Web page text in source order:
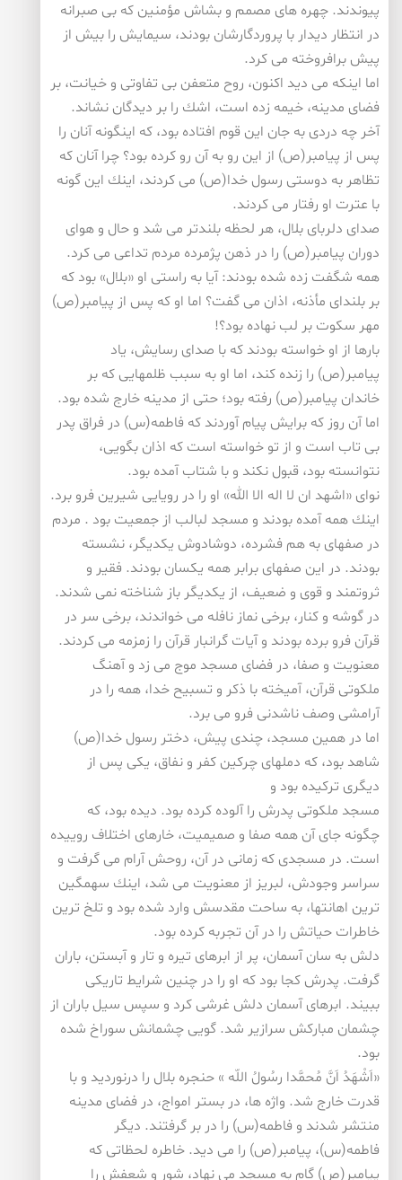
پیوندند. چهره های مصمم و بشاش مؤمنین كه بی صبرانه
در انتظار دیدار با پروردگارشان بودند، سیمایش را بیش از
پیش برافروخته می كرد.
اما اینكه می دید اكنون، روح متعفن بی تفاوتی و خیانت، بر
فضای مدینه، خیمه زده است، اشك را بر دیدگان نشاند.
آخر چه دردی به جان این قوم افتاده بود، كه اینگونه آنان را
پس از پیامبر(ص) از این رو به آن رو كرده بود؟ چرا آنان كه
تظاهر به دوستی رسول خدا(ص) می كردند، اینك این گونه
با عترت او رفتار می كردند.
صدای دلربای بلال، هر لحظه بلندتر می شد و حال و هوای
دوران پیامبر(ص) را در ذهن پژمرده مردم تداعی می كرد.
همه شگفت زده شده بودند: آیا به راستی او «بلال» بود كه
بر بلندای مأذنه، اذان می گفت؟ اما او كه پس از پیامبر(ص)
مهر سكوت بر لب نهاده بود؟!
بارها از او خواسته بودند كه با صدای رسایش، یاد
پیامبر(ص) را زنده كند، اما او به سبب ظلمهایی كه بر
خاندان پیامبر(ص) رفته بود؛ حتی از مدینه خارج شده بود.
اما آن روز كه برایش پیام آوردند كه فاطمه(س) در فراق پدر
بی تاب است و از تو خواسته است كه اذان بگویی،
نتوانسته بود، قبول نكند و با شتاب آمده بود.
نوای «اشهد ان لا اله الا الله» او را در رویایی شیرین فرو برد.
اینك همه آمده بودند و مسجد لبالب از جمعیت بود . مردم
در صفهای به هم فشرده، دوشادوش یكدیگر، نشسته
بودند. در این صفهای برابر همه یكسان بودند. فقیر و
ثروتمند و قوی و ضعیف، از یكدیگر باز شناخته نمی شدند.
در گوشه و كنار، برخی نماز نافله می خواندند، برخی سر در
قرآن فرو برده بودند و آیات گرانبار قرآن را زمزمه می كردند.
معنویت و صفا، در فضای مسجد موج می زد و آهنگ
ملكوتی قرآن، آمیخته با ذكر و تسبیح خدا، همه را در
آرامشی وصف ناشدنی فرو می برد.
اما در همین مسجد، چندی پیش، دختر رسول خدا(ص)
شاهد بود، كه دملهای چركین كفر و نفاق، یكی پس از
دیگری تركیده بود و
مسجد ملكوتی پدرش را آلوده كرده بود. دیده بود، كه
چگونه جای آن همه صفا و صمیمیت، خارهای اختلاف روییده
است. در مسجدی كه زمانی در آن، روحش آرام می گرفت و
سراسر وجودش، لبریز از معنویت می شد، اینك سهمگین
ترین اهانتها، به ساحت مقدسش وارد شده بود و تلخ ترین
خاطرات حیاتش را در آن تجربه كرده بود.
دلش به سان آسمان، پر از ابرهای تیره و تار و آبستن، باران
گرفت. پدرش كجا بود كه او را در چنین شرایط تاریكی
ببیند. ابرهای آسمان دلش غرشی كرد و سپس سیل باران از
چشمان مباركش سرازیر شد. گویی چشمانش سوراخ شده
بود.
«اَشْهَدُ اَنَّ مُحمَّدا رسُولُ اللّه » حنجره بلال را درنوردید و با
قدرت خارج شد. واژه ها، در بستر امواج، در فضای مدینه
منتشر شدند و فاطمه(س) را در بر گرفتند. دیگر
فاطمه(س)، پیامبر(ص) را می دید. خاطره لحظاتی كه
پیامبر(ص) گام به مسجد می نهاد، شور و شعفش را